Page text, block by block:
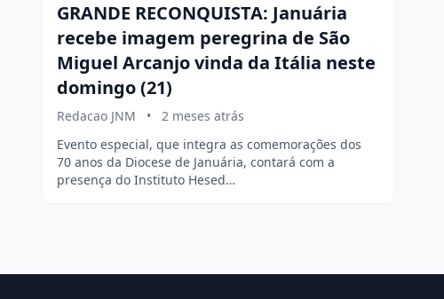
GRANDE RECONQUISTA: Januária
recebe imagem peregrina de São
Miguel Arcanjo vinda da Itália neste
domingo (21)
Redacao JNM •
2 meses atrás
Evento especial, que integra as comemorações dos
70 anos da Diocese de Januária, contará com a
presença do Instituto Hesed…